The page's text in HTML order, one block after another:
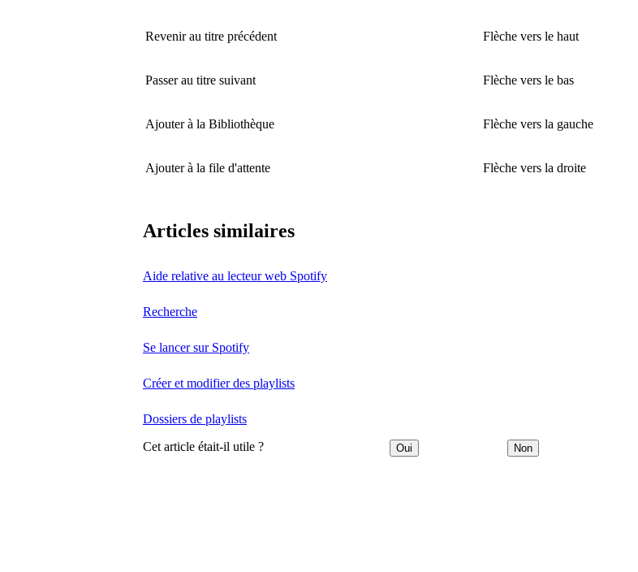
Revenir au titre précédent Flèche vers le haut
Passer au titre suivant Flèche vers le bas
Ajouter à la Bibliothèque Flèche vers la gauche
Ajouter à la file d'attente Flèche vers la droite
Articles similaires
Aide relative au lecteur web Spotify
Recherche
Se lancer sur Spotify
Créer et modifier des playlists
Dossiers de playlists
Cet article était-il utile ? Oui Non